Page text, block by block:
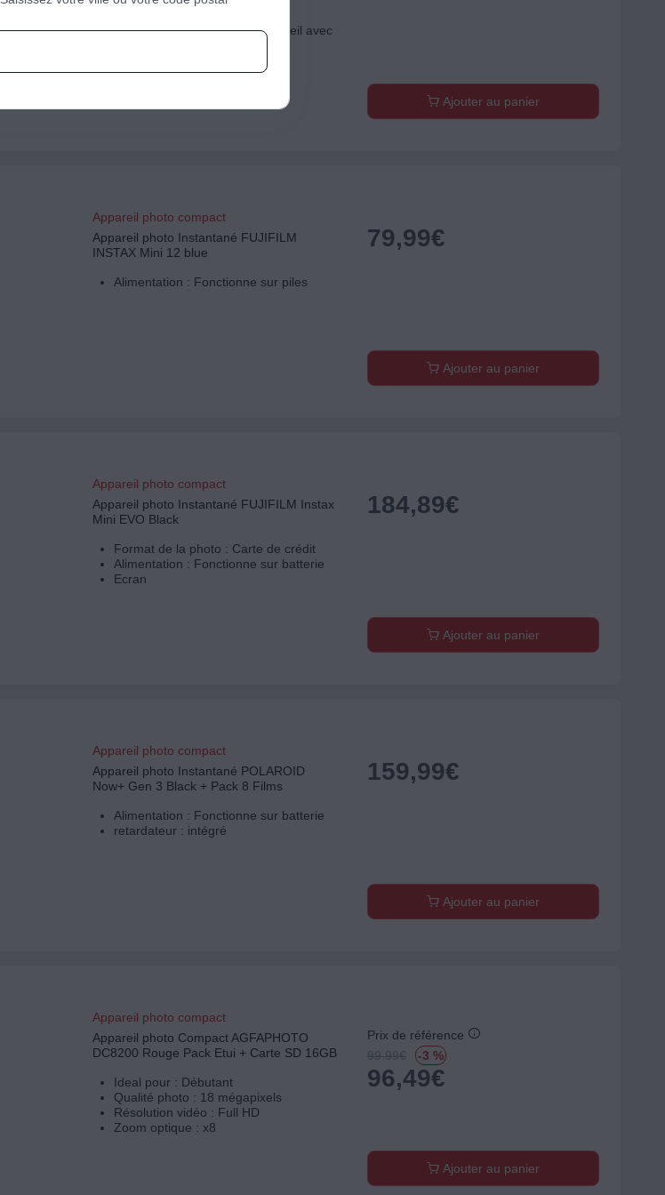
Film 27 poses 400 ISO // Appareil avec
Ajouter au panier
Appareil photo compact
Appareil photo Instantané FUJIFILM
INSTAX Mini 12 blue
Alimentation : Fonctionne sur piles
79,99€
Ajouter au panier
Appareil photo compact
Appareil photo Instantané FUJIFILM Instax
Mini EVO Black
Format de la photo : Carte de crédit
Alimentation : Fonctionne sur batterie
Ecran
184,89€
Ajouter au panier
Appareil photo compact
Appareil photo Instantané POLAROID
Now+ Gen 3 Black + Pack 8 Films
Alimentation : Fonctionne sur batterie
retardateur : intégré
159,99€
Ajouter au panier
Appareil photo compact
Appareil photo Compact AGFAPHOTO
DC8200 Rouge Pack Etui + Carte SD 16GB
Ideal pour : Débutant
Qualité photo : 18 mégapixels
Résolution vidéo : Full HD
Zoom optique : x8
Prix de référence
99.99€ -3 %
96,49€
Ajouter au panier